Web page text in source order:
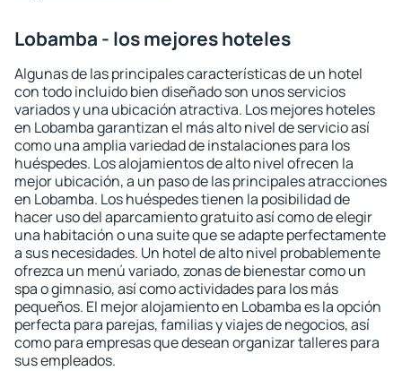
Lobamba - los mejores hoteles
Algunas de las principales características de un hotel
con todo incluido bien diseñado son unos servicios
variados y una ubicación atractiva. Los mejores hoteles
en Lobamba garantizan el más alto nivel de servicio así
como una amplia variedad de instalaciones para los
huéspedes. Los alojamientos de alto nivel ofrecen la
mejor ubicación, a un paso de las principales atracciones
en Lobamba. Los huéspedes tienen la posibilidad de
hacer uso del aparcamiento gratuito así como de elegir
una habitación o una suite que se adapte perfectamente
a sus necesidades. Un hotel de alto nivel probablemente
ofrezca un menú variado, zonas de bienestar como un
spa o gimnasio, así como actividades para los más
pequeños. El mejor alojamiento en Lobamba es la opción
perfecta para parejas, familias y viajes de negocios, así
como para empresas que desean organizar talleres para
sus empleados.